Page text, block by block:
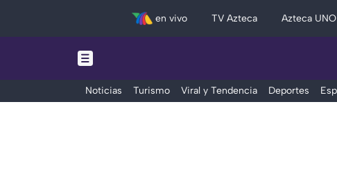
en vivo TV Azteca Azteca UNO
Noticias Turismo Viral y Tendencia Deportes